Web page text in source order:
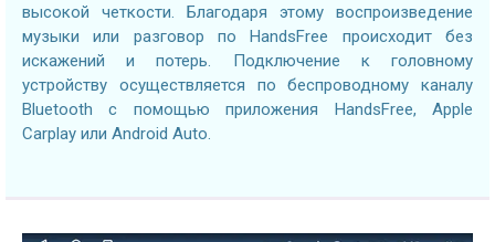
высокой четкости. Благодаря этому воспроизведение
музыки или разговор по HandsFree происходит без
искажений и потерь. Подключение к головному
устройству осуществляется по беспроводному каналу
Bluetooth с помощью приложения HandsFree, Apple
Carplay или Android Auto.